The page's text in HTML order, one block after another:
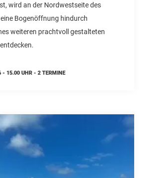
wird an der Nordwestseite des
Bogenöffnung hindurch
weiteren prachtvoll gestalteten
- 15.00 UHR - 2 TERMINE